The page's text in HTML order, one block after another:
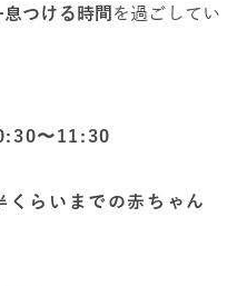
つける時間を過ごしてい
〜11:30
くらいまでの赤ちゃん